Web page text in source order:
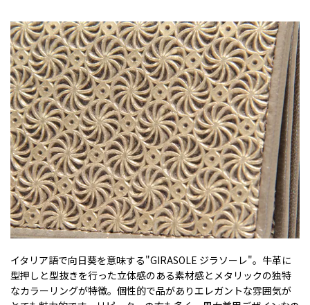
イタリア語で向日葵を意味する"GIRASOLE ジラソーレ"。牛革に
型押しと型抜きを行った立体感のある素材感とメタリックの独特
なカラーリングが特徴。個性的で品がありエレガントな雰囲気が